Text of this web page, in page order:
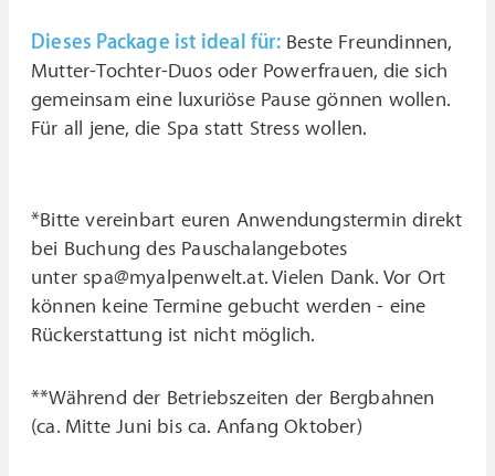
Dieses Package ist ideal für:Beste Freundinnen,
Mutter-Tochter-Duos oder Powerfrauen, die sich
gemeinsam eine luxuriöse Pause gönnen wollen.
Für all jene, die Spa statt Stress wollen.
*Bitte vereinbart euren Anwendungstermin direkt
bei Buchung des Pauschalangebotes
unter spa@myalpenwelt.at. Vielen Dank. Vor Ort
können keine Termine gebucht werden - eine
Rückerstattung ist nicht möglich.
**Während der Betriebszeiten der Bergbahnen
(ca. Mitte Juni bis ca. Anfang Oktober)